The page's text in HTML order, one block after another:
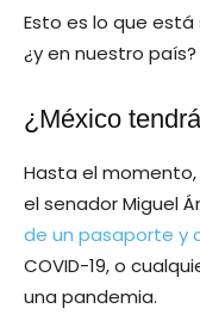
Esto es lo que
¿y en nuestro país?
¿México
Hasta el momento,
el senador Miguel
de un pasaporte y
COVID-19, o
una pandemia.